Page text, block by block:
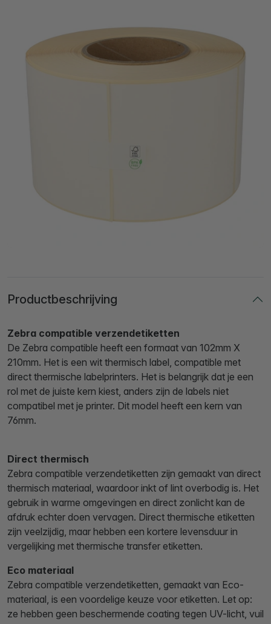
Productbeschrijving
Zebra compatible verzendetiketten
De Zebra compatible heeft een formaat van 102mm X
210mm. Het is een wit thermisch label, compatible met
direct thermische labelprinters. Het is belangrijk dat je een
rol met de juiste kern kiest, anders zijn de labels niet
compatibel met je printer. Dit model heeft een kern van
76mm.
Direct thermisch
Zebra compatible verzendetiketten zijn gemaakt van direct
thermisch materiaal, waardoor inkt of lint overbodig is. Het
gebruik in warme omgevingen en direct zonlicht kan de
afdruk echter doen vervagen. Direct thermische etiketten
zijn veelzijdig, maar hebben een kortere levensduur in
vergelijking met thermische transfer etiketten.
Eco materiaal
Zebra compatible verzendetiketten, gemaakt van Eco-
materiaal, is een voordelige keuze voor etiketten. Let op:
ze hebben geen beschermende coating tegen UV-licht, vuil